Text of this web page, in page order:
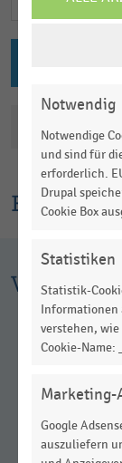
Erklärtext
Weitere
Notwendig
Notwendige
und sind für
erforderlich.
Drupal
Cookie Box
Statistiken
Statistik-
Informationen
verstehen,
Cookie-Name:
Marketing-
Google
auszuliefern